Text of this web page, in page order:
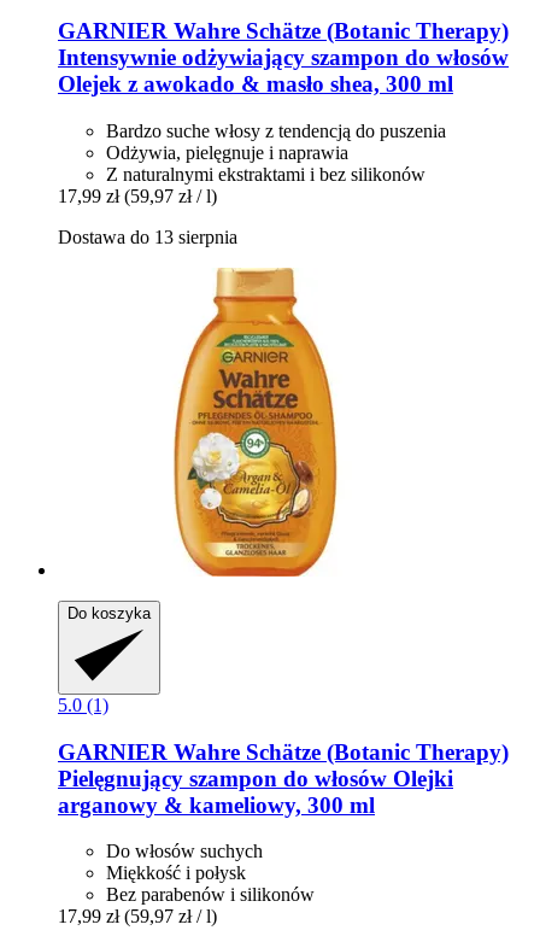
GARNIER Wahre Schätze (Botanic Therapy)
Intensywnie odżywiający szampon do włosów
Olejek z awokado & masło shea, 300 ml
Bardzo suche włosy z tendencją do puszenia
Odżywia, pielęgnuje i naprawia
Z naturalnymi ekstraktami i bez silikonów
17,99 zł (59,97 zł / l)
Dostawa do 13 sierpnia
Do koszyka
5.0 (1)
GARNIER Wahre Schätze (Botanic Therapy)
Pielęgnujący szampon do włosów Olejki
arganowy & kameliowy, 300 ml
Do włosów suchych
Miękkość i połysk
Bez parabenów i silikonów
17,99 zł (59,97 zł / l)